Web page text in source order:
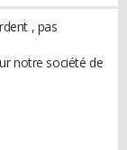
, pas
notre société de